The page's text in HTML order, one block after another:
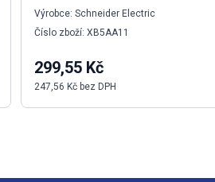
Výrobce: Schneider Electric
Číslo zboží: XB5AA11
299,55 Kč
247,56 Kč bez DPH